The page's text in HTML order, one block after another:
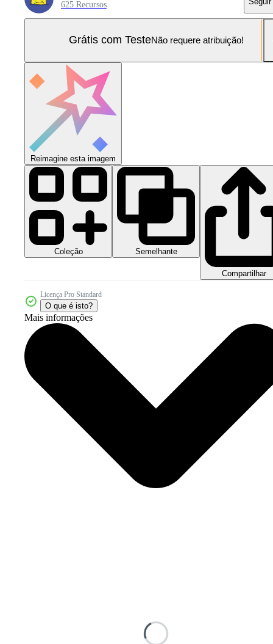
625 Recursos
Grátis com TesteNão requere atribuição!
Reimagine esta imagem
Coleção Semelhante
Compartilhar
Licença Pro Standard
O que é isto?
Mais informações